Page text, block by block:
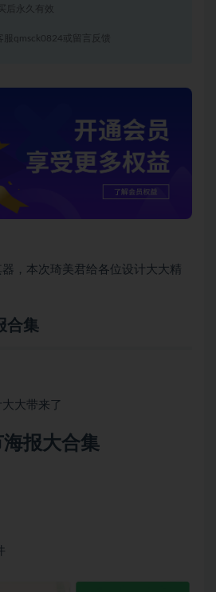
后永久有效
服qmsck0824或留言反馈
，本次琦美君给各位设计大大精
合集
大带来了
报大合集